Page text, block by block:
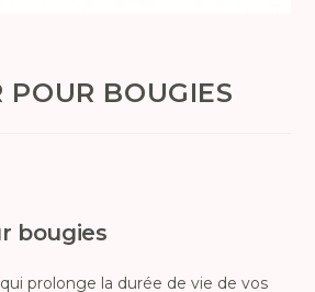
POUR BOUGIES
bougies
prolonge la durée de vie de vos